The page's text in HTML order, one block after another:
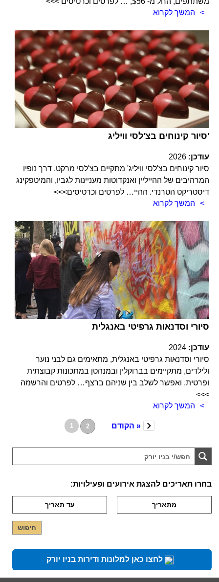
המשך לקרוא
סיור קינוחים בצ'לסי וויליג'
עודכן: 2026
סיור קינוחים בצ'לסי וויליג' מתקיים בצ'לסי מרקט, דרך נופיו
המרהיבים של ההייליין ואנקדוטות מעניינות לגביו, והמיטפקינג
דיסטריקט הטרנדי. ההיי… לפרטים וכרטיסים>>>
המשך לקרוא
סיורי וסדנאות גרפיטי באנגלית
עודכן: 2024
סיורי וסדנאות גרפיטי באנגלית, מתאימים גם לבני נוער
ולילדים, מתקיימים בברוקלין ובמנהטן במתכונות קבוצתית
ופרטית, ואפשר לשלב בין שניהם ברצף… לפרטים והרשמה
>>>
המשך לקרוא
« הקודם 1 2
בחרו תאריכים להצגת אירועים ופעילויות:
לחצו כאן למלונות ודירות בניו יורק